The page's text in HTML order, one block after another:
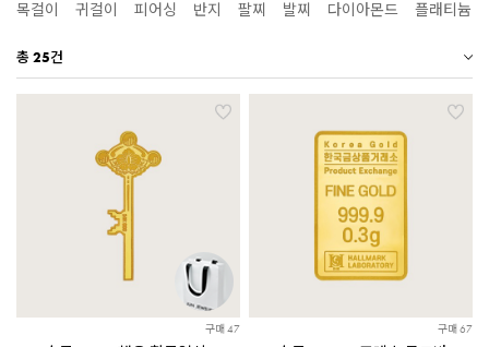
목걸이 귀걸이 피어싱 반지 팔찌 발찌 다이아몬드 플래티늄
총 25건
구매 47 구매 67